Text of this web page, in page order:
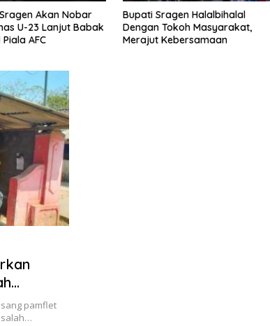
Akan Nobar
U-23 Lanjut Babak
AFC
Bupati Sragen Halalbihalal
Dengan Tokoh Masyarakat,
Merajut Kebersamaan
pamflet